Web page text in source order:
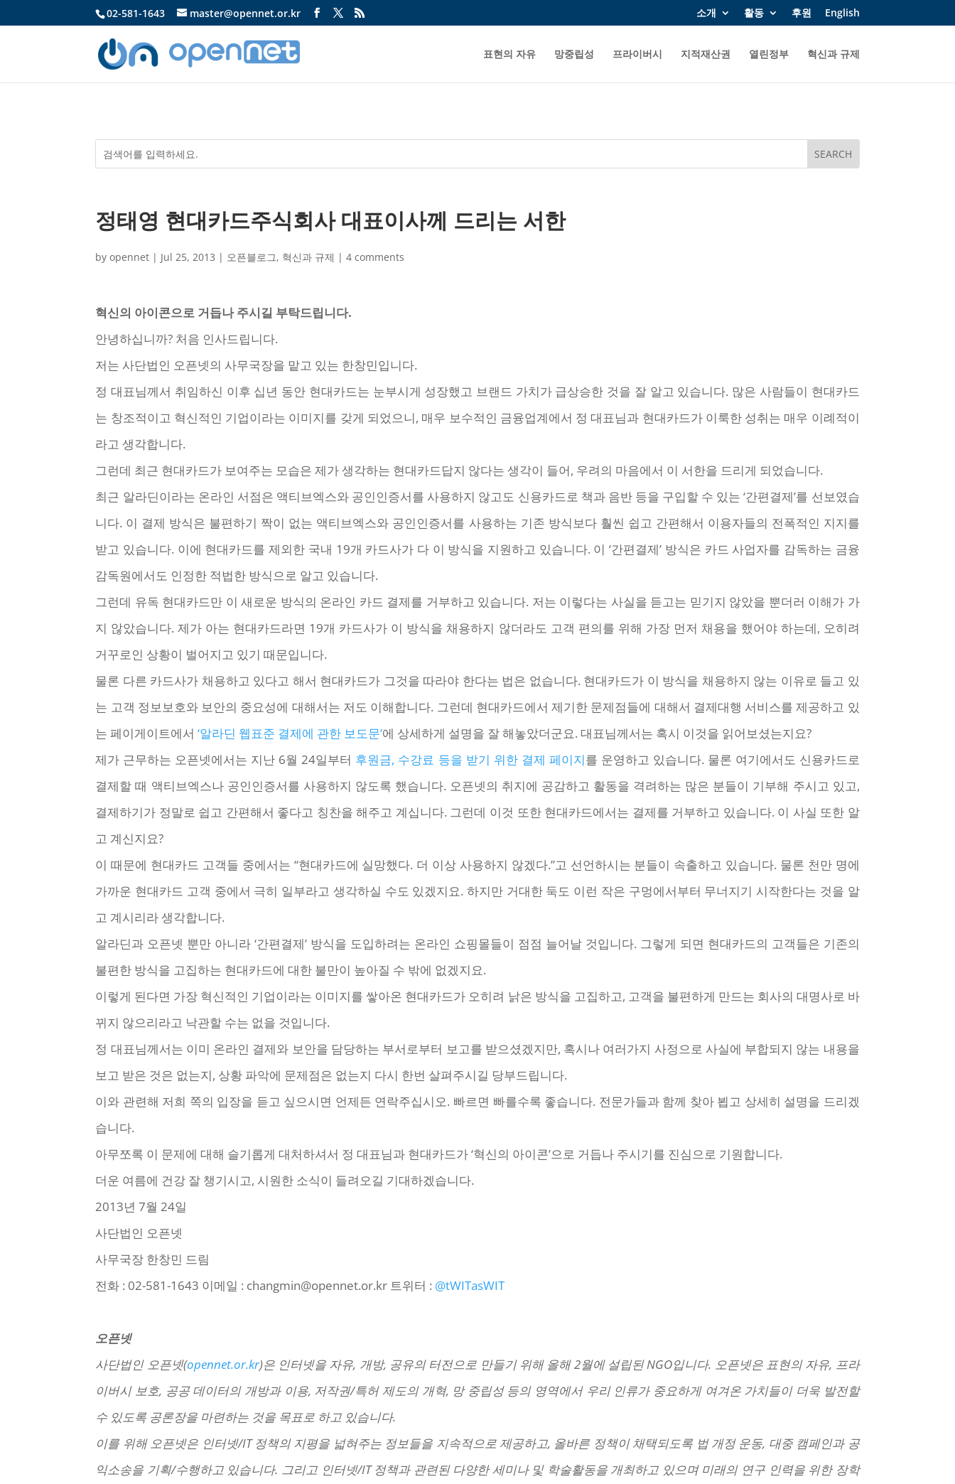
02-581-1643 master@opennet.or.kr 소개 활동 후원 English
표현의 자유 망중립성 프라이버시 지적재산권 열린정부 혁신과 규제
정태영 현대카드주식회사 대표이사께 드리는 서한
byopennet | Jul 25, 2013 | 오픈블로그, 혁신과 규제 |4 comments
혁신의 아이콘으로 거듭나 주시길 부탁드립니다.
안녕하십니까? 처음 인사드립니다.
저는 사단법인 오픈넷의 사무국장을 맡고 있는 한창민입니다.
정 대표님께서 취임하신 이후 십년 동안 현대카드는 눈부시게 성장했고 브랜드 가치가 급상승한 것을 잘 알고 있습니다. 많은 사람들이 현대카드
는 창조적이고 혁신적인 기업이라는 이미지를 갖게 되었으니, 매우 보수적인 금융업계에서 정 대표님과 현대카드가 이룩한 성취는 매우 이례적이
라고 생각합니다.
그런데 최근 현대카드가 보여주는 모습은 제가 생각하는 현대카드답지 않다는 생각이 들어, 우려의 마음에서 이 서한을 드리게 되었습니다.
최근 알라딘이라는 온라인 서점은 액티브엑스와 공인인증서를 사용하지 않고도 신용카드로 책과 음반 등을 구입할 수 있는 ‘간편결제’를 선보였습
니다. 이 결제 방식은 불편하기 짝이 없는 액티브엑스와 공인인증서를 사용하는 기존 방식보다 훨씬 쉽고 간편해서 이용자들의 전폭적인 지지를
받고 있습니다. 이에 현대카드를 제외한 국내 19개 카드사가 다 이 방식을 지원하고 있습니다. 이 ‘간편결제’ 방식은 카드 사업자를 감독하는 금융
감독원에서도 인정한 적법한 방식으로 알고 있습니다.
그런데 유독 현대카드만 이 새로운 방식의 온라인 카드 결제를 거부하고 있습니다. 저는 이렇다는 사실을 듣고는 믿기지 않았을 뿐더러 이해가 가
지 않았습니다. 제가 아는 현대카드라면 19개 카드사가 이 방식을 채용하지 않더라도 고객 편의를 위해 가장 먼저 채용을 했어야 하는데, 오히려
거꾸로인 상황이 벌어지고 있기 때문입니다.
물론 다른 카드사가 채용하고 있다고 해서 현대카드가 그것을 따라야 한다는 법은 없습니다. 현대카드가 이 방식을 채용하지 않는 이유로 들고 있
는 고객 정보보호와 보안의 중요성에 대해서는 저도 이해합니다. 그런데 현대카드에서 제기한 문제점들에 대해서 결제대행 서비스를 제공하고 있
는 페이게이트에서 ‘알라딘 웹표준 결제에 관한 보도문’에 상세하게 설명을 잘 해놓았더군요. 대표님께서는 혹시 이것을 읽어보셨는지요?
제가 근무하는 오픈넷에서는 지난 6월 24일부터 후원금, 수강료 등을 받기 위한 결제 페이지를 운영하고 있습니다. 물론 여기에서도 신용카드로
결제할 때 액티브엑스나 공인인증서를 사용하지 않도록 했습니다. 오픈넷의 취지에 공감하고 활동을 격려하는 많은 분들이 기부해 주시고 있고,
결제하기가 정말로 쉽고 간편해서 좋다고 칭찬을 해주고 계십니다. 그런데 이것 또한 현대카드에서는 결제를 거부하고 있습니다. 이 사실 또한 알
고 계신지요?
이 때문에 현대카드 고객들 중에서는 “현대카드에 실망했다. 더 이상 사용하지 않겠다.”고 선언하시는 분들이 속출하고 있습니다. 물론 천만 명에
가까운 현대카드 고객 중에서 극히 일부라고 생각하실 수도 있겠지요. 하지만 거대한 둑도 이런 작은 구멍에서부터 무너지기 시작한다는 것을 알
고 계시리라 생각합니다.
알라딘과 오픈넷 뿐만 아니라 ‘간편결제’ 방식을 도입하려는 온라인 쇼핑몰들이 점점 늘어날 것입니다. 그렇게 되면 현대카드의 고객들은 기존의
불편한 방식을 고집하는 현대카드에 대한 불만이 높아질 수 밖에 없겠지요.
이렇게 된다면 가장 혁신적인 기업이라는 이미지를 쌓아온 현대카드가 오히려 낡은 방식을 고집하고, 고객을 불편하게 만드는 회사의 대명사로 바
뀌지 않으리라고 낙관할 수는 없을 것입니다.
정 대표님께서는 이미 온라인 결제와 보안을 담당하는 부서로부터 보고를 받으셨겠지만, 혹시나 여러가지 사정으로 사실에 부합되지 않는 내용을
보고 받은 것은 없는지, 상황 파악에 문제점은 없는지 다시 한번 살펴주시길 당부드립니다.
이와 관련해 저희 쪽의 입장을 듣고 싶으시면 언제든 연락주십시오. 빠르면 빠를수록 좋습니다. 전문가들과 함께 찾아 뵙고 상세히 설명을 드리겠
습니다.
아무쪼록 이 문제에 대해 슬기롭게 대처하셔서 정 대표님과 현대카드가 ‘혁신의 아이콘’으로 거듭나 주시기를 진심으로 기원합니다.
더운 여름에 건강 잘 챙기시고, 시원한 소식이 들려오길 기대하겠습니다.
2013년 7월 24일
사단법인 오픈넷
사무국장 한창민 드림
전화 : 02-581-1643 이메일 : changmin@opennet.or.kr 트위터 : @tWITasWIT
오픈넷
사단법인 오픈넷(opennet.or.kr)은 인터넷을 자유, 개방, 공유의 터전으로 만들기 위해 올해 2월에 설립된 NGO입니다. 오픈넷은 표현의 자유, 프라
이버시 보호, 공공 데이터의 개방과 이용, 저작권/특허 제도의 개혁, 망 중립성 등의 영역에서 우리 인류가 중요하게 여겨온 가치들이 더욱 발전할
수 있도록 공론장을 마련하는 것을 목표로 하고 있습니다.
이를 위해 오픈넷은 인터넷/IT 정책의 지평을 넓혀주는 정보들을 지속적으로 제공하고, 올바른 정책이 채택되도록 법 개정 운동, 대중 캠페인과 공
익소송을 기획/수행하고 있습니다. 그리고 인터넷/IT 정책과 관련된 다양한 세미나 및 학술활동을 개최하고 있으며 미래의 연구 인력을 위한 장학